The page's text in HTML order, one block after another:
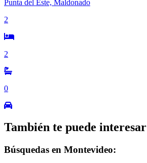
Punta del Este, Maldonado
2
2
0
También te puede interesar
Búsquedas en Montevideo: